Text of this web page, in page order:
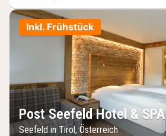
Inkl. Frühstück
Post Seefeld Hotel & SPA
Seefeld in Tirol, Österreich